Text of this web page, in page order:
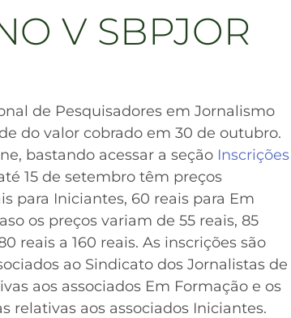
V SBPJOR
de Pesquisadores em Jornalismo
do valor cobrado em 30 de outubro.
bastando acessar a seção Inscrições
15 de setembro têm preços
para Iniciantes, 60 reais para Em
os preços variam de 55 reais, 85
reais a 160 reais. As inscrições são
ao Sindicato dos Jornalistas de
aos associados Em Formação e os
relativas aos associados Iniciantes.